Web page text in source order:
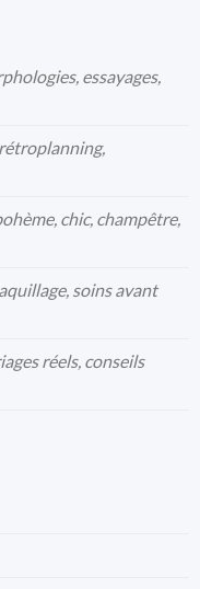
essayages,
chic, champêtre,
soins avant
réels, conseils